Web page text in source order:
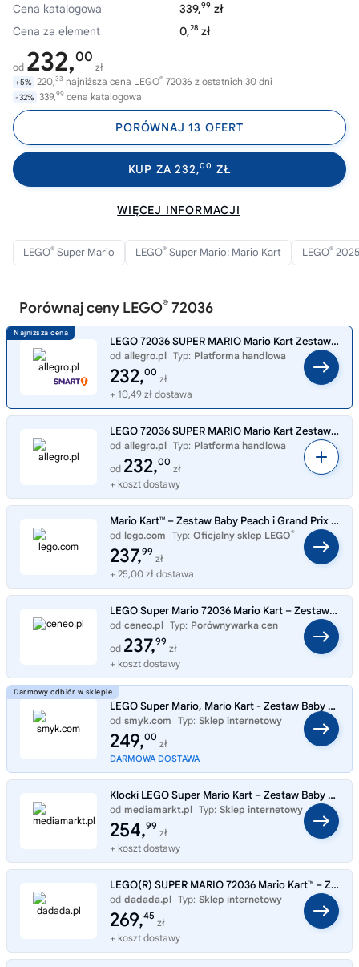
Cena katalogowa
339,99 zł
Cena za element
0,28 zł
od 232,00
zł
+5% 220,33 najniższa cena LEGO® 72036 z ostatnich 30 dni
-32% 339,99 cena katalogowa
PORÓWNAJ 13 OFERT
KUP ZA 232,00 ZŁ
WIĘCEJ INFORMACJI
LEGO® Super Mario LEGO® Super Mario: Mario Kart LEGO® 2025
Porównaj ceny LEGO® 72036
LEGO 72036 SUPER MARIO Mario Kart Zestaw Baby Peach i Grand Prix
od allegro.pl Typ: Platforma handlowa
232,00
zł
+ 10,49 zł dostawa
LEGO 72036 SUPER MARIO Mario Kart Zestaw Baby Peach i Grand Prix
od allegro.pl Typ: Platforma handlowa
od 232,00
zł
+ koszt dostawy
Mario Kart™ – Zestaw Baby Peach i Grand Prix 72036
od lego.com Typ: Oficjalny sklep LEGO®
237,99
zł
+ 25,00 zł dostawa
LEGO Super Mario 72036 Mario Kart – Zestaw Baby Peach i Grand Prix
od ceneo.pl Typ: Porównywarka cen
od 237,99
zł
+ koszt dostawy
LEGO Super Mario, Mario Kart - Zestaw Baby Peach i Grand Prix, 72036
od smyk.com Typ: Sklep internetowy
249,00
zł
DARMOWA DOSTAWA
Klocki LEGO Super Mario Kart – Zestaw Baby Peach i Grand Prix (72036) Wielokolorowy
od mediamarkt.pl Typ: Sklep internetowy
254,99
zł
+ koszt dostawy
LEGO(R) SUPER MARIO 72036 Mario Kart™ – Zestaw Baby Peach i Grand Prix
od dadada.pl Typ: Sklep internetowy
269,45
zł
+ koszt dostawy